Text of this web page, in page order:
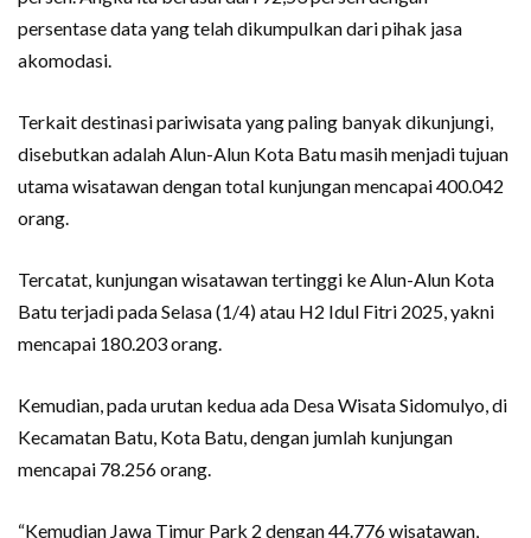
persentase data yang telah dikumpulkan dari pihak jasa
akomodasi.
Terkait destinasi pariwisata yang paling banyak dikunjungi,
disebutkan adalah Alun-Alun Kota Batu masih menjadi tujuan
utama wisatawan dengan total kunjungan mencapai 400.042
orang.
Tercatat, kunjungan wisatawan tertinggi ke Alun-Alun Kota
Batu terjadi pada Selasa (1/4) atau H2 Idul Fitri 2025, yakni
mencapai 180.203 orang.
Kemudian, pada urutan kedua ada Desa Wisata Sidomulyo, di
Kecamatan Batu, Kota Batu, dengan jumlah kunjungan
mencapai 78.256 orang.
“Kemudian Jawa Timur Park 2 dengan 44.776 wisatawan,